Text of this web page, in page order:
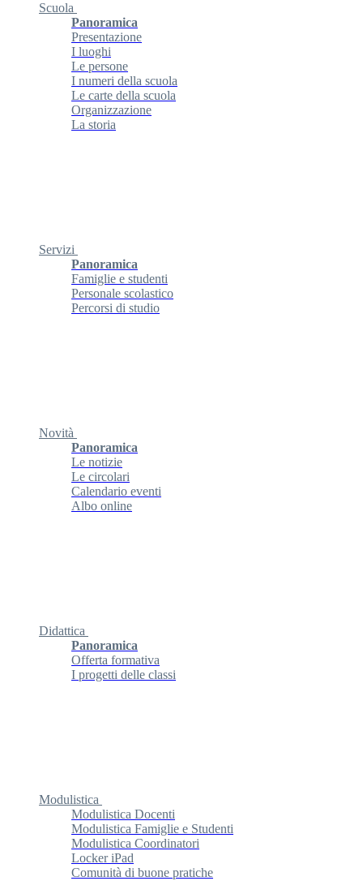
Scuola
Panoramica
Presentazione
I luoghi
Le persone
I numeri della scuola
Le carte della scuola
Organizzazione
La storia
Servizi
Panoramica
Famiglie e studenti
Personale scolastico
Percorsi di studio
Novità
Panoramica
Le notizie
Le circolari
Calendario eventi
Albo online
Didattica
Panoramica
Offerta formativa
I progetti delle classi
Modulistica
Modulistica Docenti
Modulistica Famiglie e Studenti
Modulistica Coordinatori
Locker iPad
Comunità di buone pratiche